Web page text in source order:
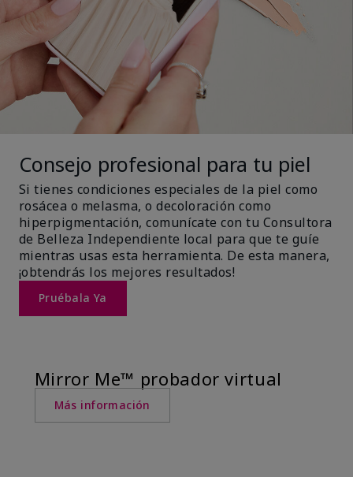
Consejo profesional para tu piel
Si tienes condiciones especiales de la piel como
rosácea o melasma, o decoloración como
hiperpigmentación, comunícate con tu Consultora
de Belleza Independiente local para que te guíe
mientras usas esta herramienta. De esta manera,
¡obtendrás los mejores resultados!
Pruébala Ya
Mirror Me™ probador virtual
Más información